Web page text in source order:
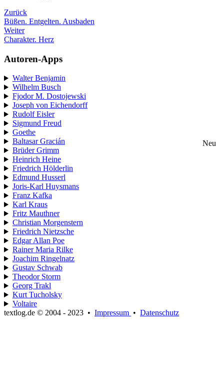
Zurück
Büßen. Entgelten. Ausbaden
Weiter
Charakter. Herz
Autoren-Apps
Walter Benjamin
Wilhelm Busch
Fjodor M. Dostojewski
Joseph von Eichendorff
Rudolf Eisler
Sigmund Freud
Goethe
Baltasar Gracián
Neu
Brüder Grimm
Heinrich Heine
Friedrich Hölderlin
Edmund Husserl
Joris-Karl Huysmans
Franz Kafka
Karl Kraus
Fritz Mauthner
Christian Morgenstern
Friedrich Nietzsche
Edgar Allan Poe
Rainer Maria Rilke
Joachim Ringelnatz
Gustav Schwab
Theodor Storm
Georg Trakl
Kurt Tucholsky
Voltaire
textlog.de © 2004 - 2023 • Impressum • Datenschutz